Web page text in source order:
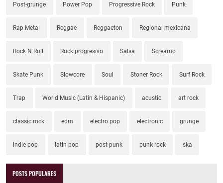
Post-grunge Power Pop Progressive Rock Punk
Rap Metal Reggae Reggaeton Regional mexicana
Rock N Roll Rock progresivo Salsa Screamo
Skate Punk Slowcore Soul Stoner Rock Surf Rock
Trap World Music (Latin & Hispanic) acustic art rock
classic rock edm electro pop electronic grunge
indie pop latin pop post-punk punk rock ska
POSTS POPULARES